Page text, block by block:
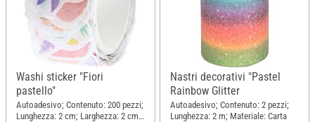
Washi sticker "Fiori
pastello"
Autoadesivo; Contenuto: 200 pezzi;
Lunghezza: 2 cm; Larghezza: 2 cm;
Nastri decorativi "Pastel
Rainbow Glitter
Autoadesivo; Contenuto: 2 pezzi;
Lunghezza: 2 m; Materiale: Carta